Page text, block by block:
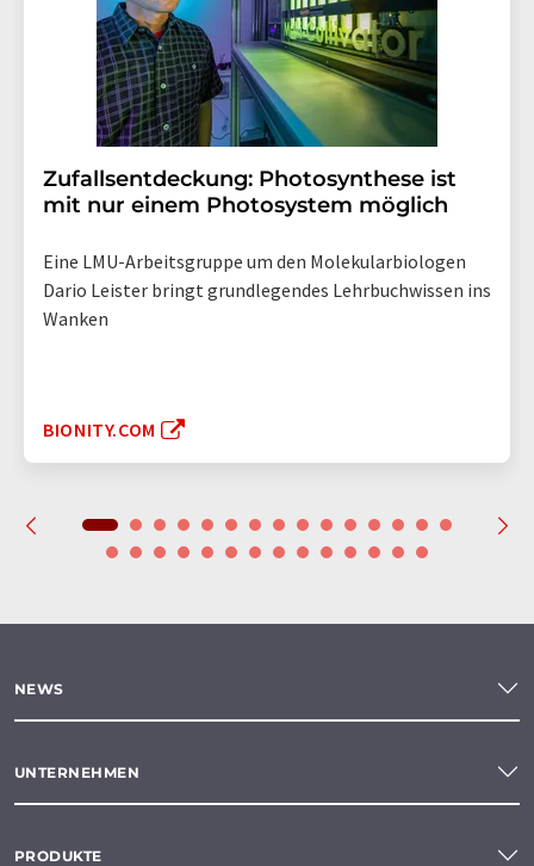
Zufallsentdeckung: Photosynthese ist
mit nur einem Photosystem möglich
Eine LMU-Arbeitsgruppe um den Molekularbiologen
Dario Leister bringt grundlegendes Lehrbuchwissen ins
Wanken
BIONITY.COM
NEWS
UNTERNEHMEN
PRODUKTE